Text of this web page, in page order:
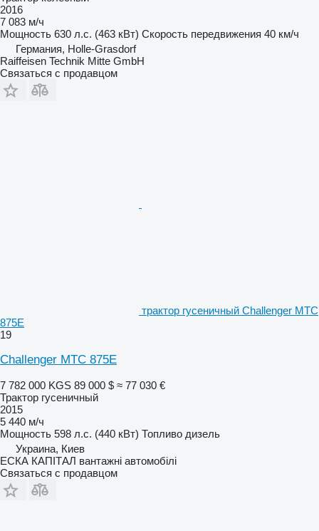
2016
7 083 м/ч
Мощность 630 л.с. (463 кВт) Скорость передвижения 40 км/ч
Германия, Holle-Grasdorf
Raiffeisen Technik Mitte GmbH
Связаться с продавцом
трактор гусеничный Challenger MTC
875E
19
Challenger MTC 875E
7 782 000 KGS 89 000 $ ≈ 77 030 €
Трактор гусеничный
2015
5 440 м/ч
Мощность 598 л.с. (440 кВт) Топливо дизель
Украина, Киев
ЕСКА КАПІТАЛ вантажні автомобілі
Связаться с продавцом